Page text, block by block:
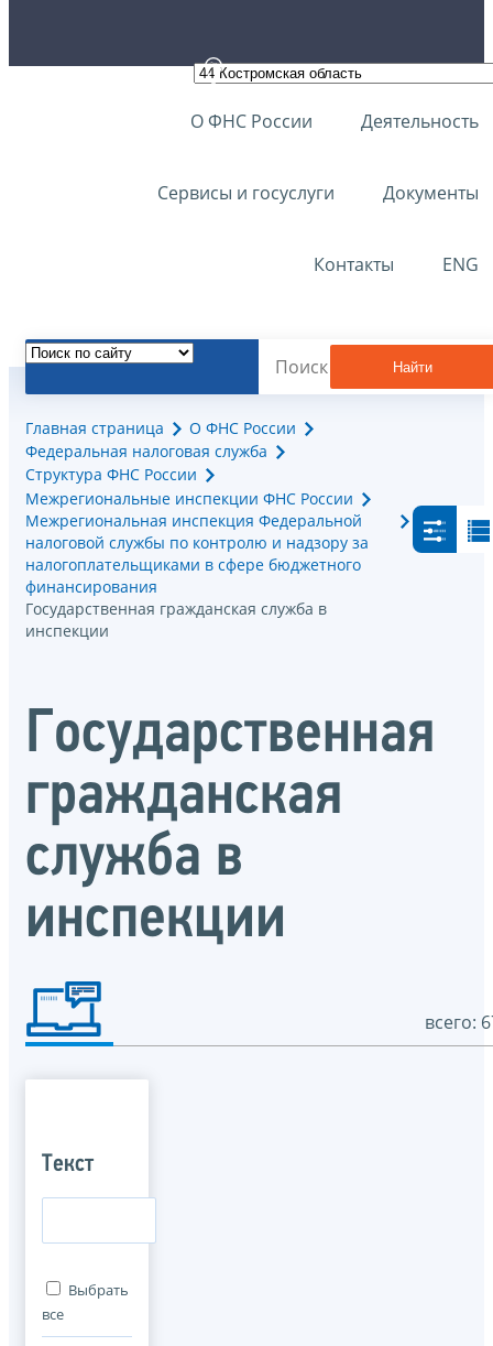
О ФНС России Деятельность
Сервисы и госуслуги Документы
Контакты ENG
Найти
Главная страница
О ФНС России
Федеральная налоговая служба
Структура ФНС России
Межрегиональные инспекции ФНС России
Межрегиональная инспекция Федеральной
налоговой службы по контролю и надзору за
налогоплательщиками в сфере бюджетного
финансирования
Государственная гражданская служба в
инспекции
Государственная
гражданская
служба в
инспекции
всего:
Текст
Выбрать
все